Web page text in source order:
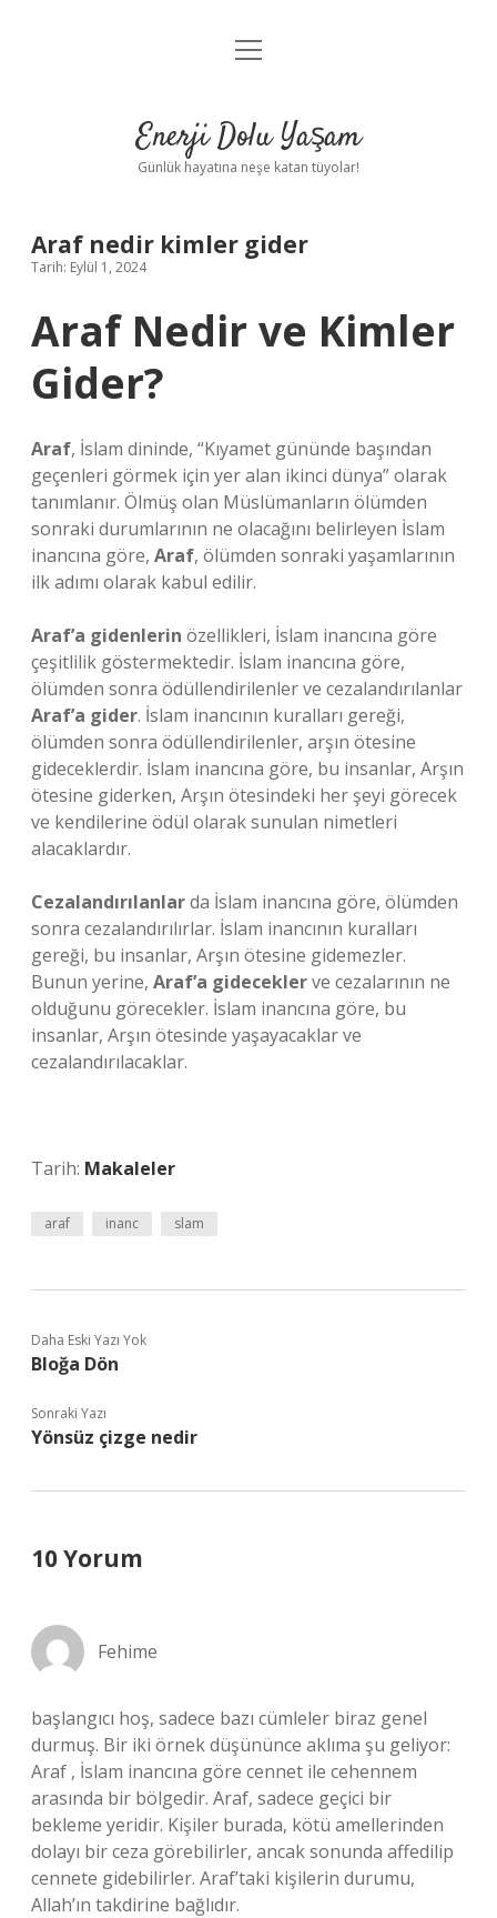
Anasayfa
Yasal Uyarı
menüyü
Enerji Dolu Yaşam
Günlük hayatına neşe katan tüyolar!
Araf nedir kimler gider
Tarih: Eylül 1, 2024
Araf Nedir ve Kimler
Gider?
Araf, İslam dininde, “Kıyamet gününde başından
geçenleri görmek için yer alan ikinci dünya” olarak
tanımlanır. Ölmüş olan Müslümanların ölümden
sonraki durumlarının ne olacağını belirleyen İslam
inancına göre, Araf, ölümden sonraki yaşamlarının
ilk adımı olarak kabul edilir.
Araf’a gidenlerin özellikleri, İslam inancına göre
çeşitlilik göstermektedir. İslam inancına göre,
ölümden sonra ödüllendirilenler ve cezalandırılanlar
Araf’a gider. İslam inancının kuralları gereği,
ölümden sonra ödüllendirilenler, arşın ötesine
gideceklerdir. İslam inancına göre, bu insanlar, Arşın
ötesine giderken, Arşın ötesindeki her şeyi görecek
ve kendilerine ödül olarak sunulan nimetleri
alacaklardır.
Cezalandırılanlarda İslam inancına göre, ölümden
sonra cezalandırılırlar. İslam inancının kuralları
gereği, bu insanlar, Arşın ötesine gidemezler.
Bunun yerine, Araf’a gideceklerve cezalarının ne
olduğunu görecekler. İslam inancına göre, bu
insanlar, Arşın ötesinde yaşayacaklar ve
cezalandırılacaklar.
Tarih: Makaleler
araf inanc slam
Daha Eski Yazı Yok
Bloğa Dön
Sonraki Yazı
Yönsüz çizge nedir
10 Yorum
Fehime
başlangıcı hoş, sadece bazı cümleler biraz genel
durmuş. Bir iki örnek düşününce aklıma şu geliyor:
Araf , İslam inancına göre cennet ile cehennem
arasında bir bölgedir. Araf, sadece geçici bir
bekleme yeridir. Kişiler burada, kötü amellerinden
dolayı bir ceza görebilirler, ancak sonunda affedilip
cennete gidebilirler. Araf’taki kişilerin durumu,
Allah’ın takdirine bağlıdır.